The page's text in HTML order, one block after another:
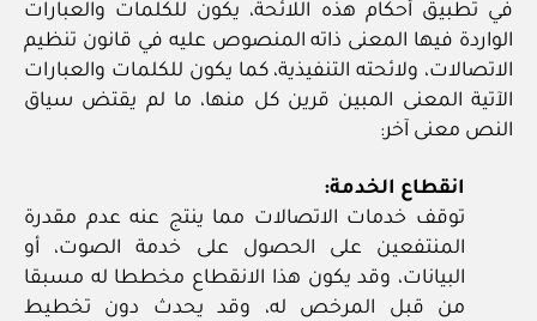
في تطبيق أحكام هذه اللائحة، يكون للكلمات والعبارات
الواردة فيها المعنى ذاته المنصوص عليه في قانون تنظيم
الاتصالات، ولائحته التنفيذية، كما يكون للكلمات والعبارات
الآتية المعنى المبين قرين كل منها، ما لم يقتض سياق
النص معنى آخر:
انقطاع الخدمة:
توقف خدمات الاتصالات مما ينتج عنه عدم مقدرة
المنتفعين على الحصول على خدمة الصوت، أو
البيانات، وقد يكون هذا الانقطاع مخططا له مسبقا
من قبل المرخص له، وقد يحدث دون تخطيط